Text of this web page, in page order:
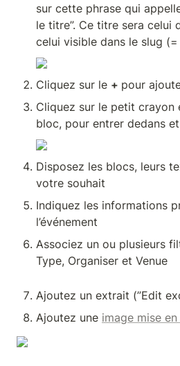
sur cette phrase qui
le titre”. Ce titre sera celui
celui visible dans le slug (=
Cliquez sur le + pour
Cliquez sur le petit crayon
bloc, pour entrer dedans et
Disposez les blocs, leurs
votre souhait
Indiquez les informations
l’événement
Associez un ou plusieurs
Type, Organiser et Venue
Ajoutez un extrait (”Edit
Ajoutez une image mise